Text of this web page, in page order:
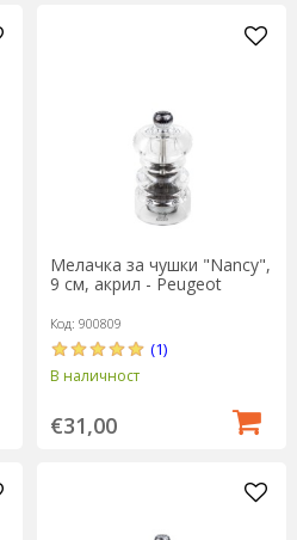
Мелачка за чушки "Nancy",
9 см, акрил - Peugeot
Код: 900809
(1)
В наличност
€31,00